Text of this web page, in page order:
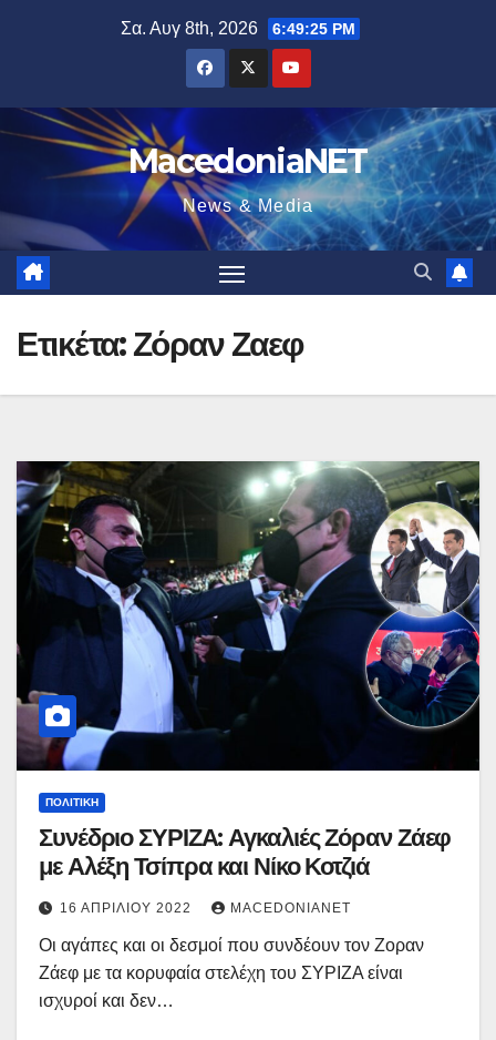
Σα. Αυγ 8th, 2026 6:49:26 PM
MacedoniaNET
News & Media
Ετικέτα:Ζόραν Ζαεφ
ΠΟΛΙΤΙΚΉ
Συνέδριο ΣΥΡΙΖΑ: Αγκαλιές Ζόραν Ζάεφ
με Αλέξη Τσίπρα και Νίκο Κοτζιά
16 ΑΠΡΙΛΊΟΥ 2022 MACEDONIANET
Οι αγάπες και οι δεσμοί που συνδέουν τον Ζοραν
Ζάεφ με τα κορυφαία στελέχη του ΣΥΡΙΖΑ είναι
ισχυροί και δεν…